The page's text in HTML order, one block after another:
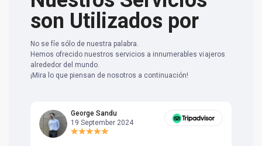
son Utilizados por
No se fíe sólo de nuestra palabra.
Hemos ofrecido nuestros servicios a innumerables viajeros
alrededor del mundo.
¡Mira lo que piensan de nosotros a continuación!
George Sandu
19 September 2024